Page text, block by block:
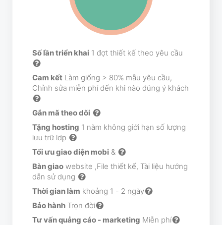
Số lần triển khai 1 đợt thiết kế theo yêu cầu
Cam kết Làm giống > 80% mẫu yêu cầu,
Chỉnh sửa miễn phí đến khi nào đúng ý khách
Gắn mã theo dõi
Tặng hosting 1 năm không giới hạn số lượng
lưu trữ ldp
Tối ưu giao diện mobi &
Bàn giao website ,File thiết kế, Tài liệu hướng
dẫn sử dụng
Thời gian làm khoảng 1 - 2 ngày
Bảo hành Trọn đời
Tư vấn quảng cáo - marketing Miễn phí